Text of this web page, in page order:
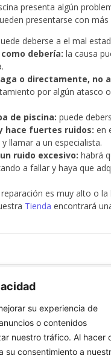
su experiencia de
o contenidos
nuestro tráfico. Al hacer
su consentimiento a
presenta algún
presentarse con más
deberse a el mal
debería: la causa
o directamente, no
por algún atasco
de piscina: puede
hace fuertes ruidos: en
llamar a un especialista.
ruido excesivo: habrá
a fallar y haya que
es muy alto o
Tienda encontrará
AVISO LEGAL